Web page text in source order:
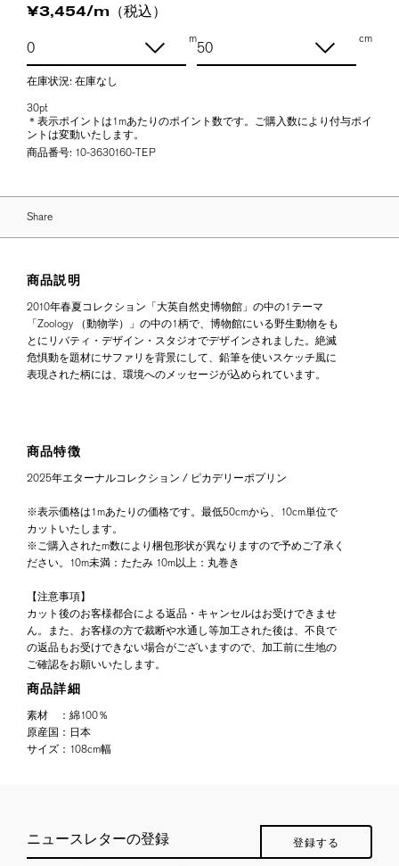
¥3,454/m（税込）
m cm
在庫状況: 在庫なし
30pt
＊表示ポイントは1mあたりのポイント数です。ご購入数により付与ポイ
ントは変動いたします。
商品番号: 10-3630160-TEP
Share
商品説明
2010年春夏コレクション「大英自然史博物館」の中の1テーマ
「Zoology （動物学）」の中の1柄で、博物館にいる野生動物をも
とにリバティ・デザイン・スタジオでデザインされました。絶滅
危惧動を題材にサファリを背景にして、鉛筆を使いスケッチ風に
表現された柄には、環境へのメッセージが込められています。
商品特徴
2025年エターナルコレクション / ピカデリーポプリン
※表示価格は1mあたりの価格です。最低50cmから、10cm単位で
カットいたします。
※ご購入されたm数により梱包形状が異なりますので予めご了承く
ださい。10m未満：たたみ 10m以上：丸巻き
【注意事項】
カット後のお客様都合による返品・キャンセルはお受けできませ
ん。また、お客様の方で裁断や水通し等加工された後は、不良で
の返品もお受けできない場合がございますので、加工前に生地の
ご確認をお願いいたします。
商品詳細
素材 ： 綿100％
原産国 ： 日本
サイズ ： 108cm幅
ニュースレターの登録 登録する